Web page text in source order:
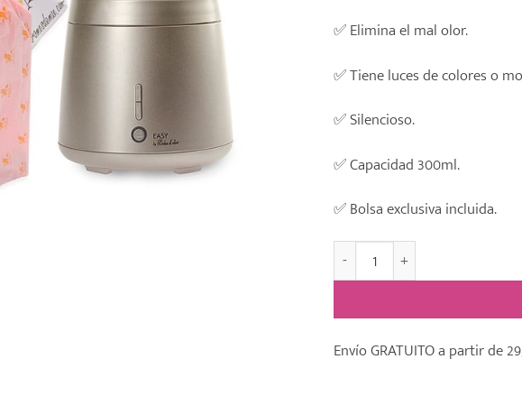
✅ Elimina el mal olor.
✅ Tiene luces de colores o
✅ Silencioso.
✅ Capacidad 300ml.
✅ Bolsa exclusiva incluida.
Brumizador Para Regalo
Envío GRATUITO a partir de